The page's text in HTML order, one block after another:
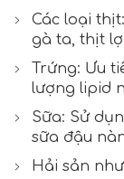
Các loại
gà ta, thịt
Trứng: Ưu
lượng lipid
Sữa: Sử
sữa đậu
Hải sản